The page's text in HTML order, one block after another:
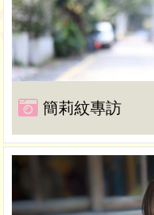
簡莉紋專訪